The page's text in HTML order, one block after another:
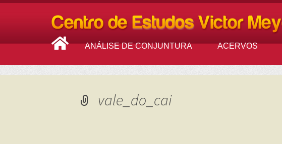
ANÁLISE DE CONJUNTURA ACERVOS
vale_do_cai